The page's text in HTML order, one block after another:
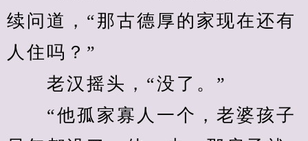
续问道，“那古德厚的家现在还有
人住吗？”
老汉摇头，“没了。”
“他孤家寡人一个，老婆孩子